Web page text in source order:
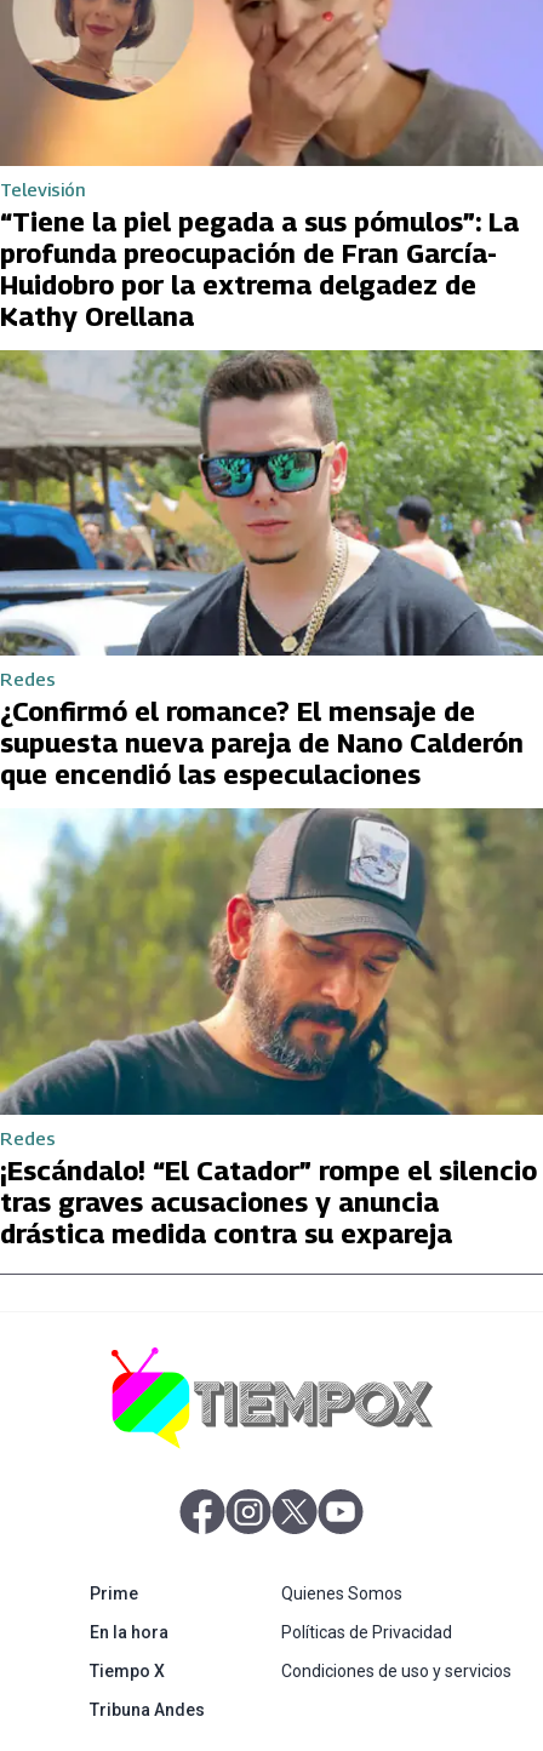
Televisión
“Tiene la piel pegada a sus pómulos”: La
profunda preocupación de Fran García-
Huidobro por la extrema delgadez de
Kathy Orellana
Redes
¿Confirmó el romance? El mensaje de
supuesta nueva pareja de Nano Calderón
que encendió las especulaciones
Redes
¡Escándalo! “El Catador” rompe el silencio
tras graves acusaciones y anuncia
drástica medida contra su expareja
abre en nueva pestaña
abre en nueva pestaña
abre en nueva pestaña
Primeabre en nueva pestaña
En la horaabre en nueva pestaña
Tiempo X
Tribuna Andesabre en nueva pestaña
Quienes Somos
Políticas de Privacidad
Condiciones de uso y servicios